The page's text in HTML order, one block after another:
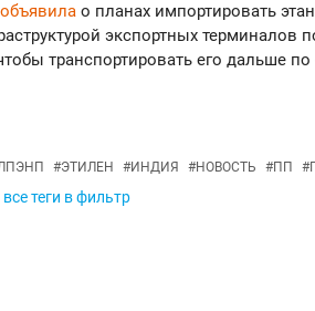
объявила о планах импортировать
экспортных терминалов
транспортировать его дальше
#ЭТИЛЕН #ИНДИЯ #НОВОСТЬ #ПП #
теги в фильтр